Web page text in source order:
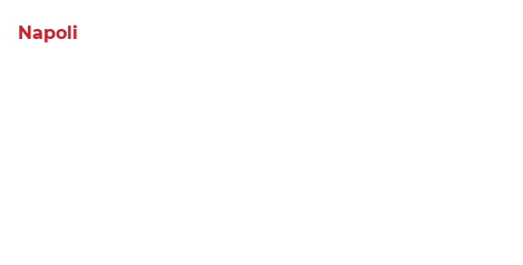
Napoli